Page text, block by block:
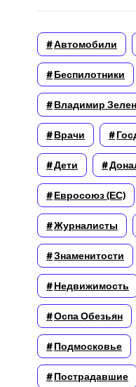
Автомобили
Беспилотники
Владимир
Врачи
Дети
Евросоюз (ЕС)
Журналисты
Знаменитости
Недвижимость
Оспа Обезьян
Подмосковье
Пострадавшие